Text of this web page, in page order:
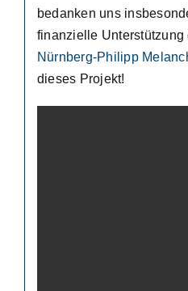
bedanken uns
finanzielle Unterstützung
Nürnberg-Philipp
dieses Projekt!